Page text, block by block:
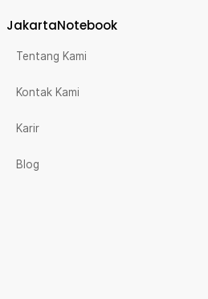
JakartaNotebook
Tentang Kami
Kontak Kami
Karir
Blog